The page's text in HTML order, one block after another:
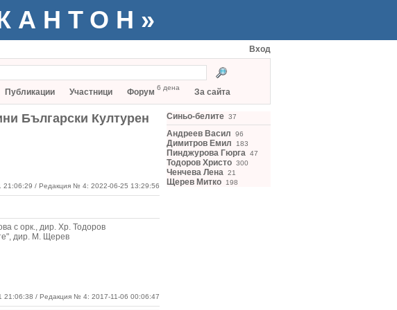
Вход
Публикации Участници Форум 6 дена За сайта
Български Културен
21:06:29 / Редакция № 4: 2022-06-25 13:29:56
с орк., дир. Хр. Тодоров
дир. М. Щерев
21:06:38 / Редакция № 4: 2017-11-06 00:06:47
Синьо-белите 37
Андреев Васил 96
Димитров Емил 183
Пинджурова Гюрга 47
Тодоров Христо 300
Ченчева Лена 21
Щерев Митко 198